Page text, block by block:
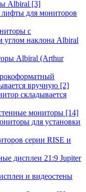
Albiral [3]
для мониторов
с
наклона Albiral
Albiral (Arthur
вручную [2]
складывается
мониторы [14]
для установки
серии RISE и
дисплеи 21:9 Jupiter
и видеостены